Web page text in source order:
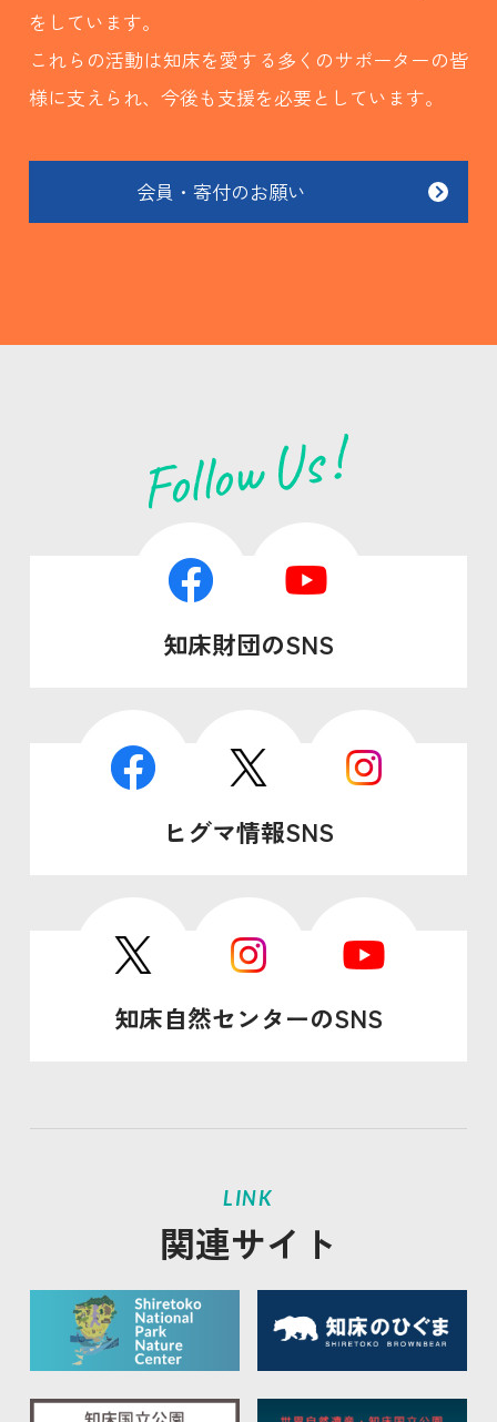
をしています。
これらの活動は知床を愛する多くのサポーターの皆
様に支えられ、今後も支援を必要としています。
会員・寄付のお願い
知床財団のSNS
ヒグマ情報SNS
知床自然センターのSNS